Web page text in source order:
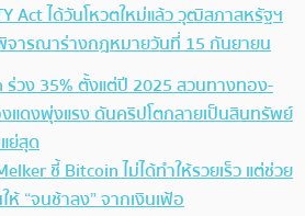
Act ได้วันโหวตใหม่แล้ว วุฒิสภาสหรัฐฯ
จารณาร่างกฎหมายวันที่ 15 กันยายน
ร่วง 35% ตั้งแต่ปี 2025 สวนทางทอง-
แดงพุ่งแรง ดันคริปโตกลายเป็นสินทรัพย์
ย่สุด
ชี้ Bitcoin ไม่ได้ทำให้รวยเร็ว แต่ช่วย
“จนช้าลง” จากเงินเฟ้อ